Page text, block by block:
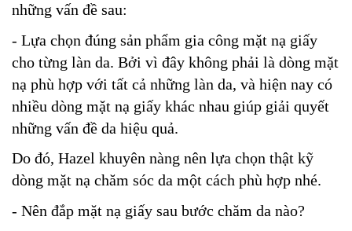
những vấn đề sau:
- Lựa chọn đúng sản phẩm gia công mặt nạ giấy
cho từng làn da. Bởi vì đây không phải là dòng mặt
nạ phù hợp với tất cả những làn da, và hiện nay có
nhiều dòng mặt nạ giấy khác nhau giúp giải quyết
những vấn đề da hiệu quả.
Do đó, Hazel khuyên nàng nên lựa chọn thật kỹ
dòng mặt nạ chăm sóc da một cách phù hợp nhé.
- Nên đắp mặt nạ giấy sau bước chăm da nào?